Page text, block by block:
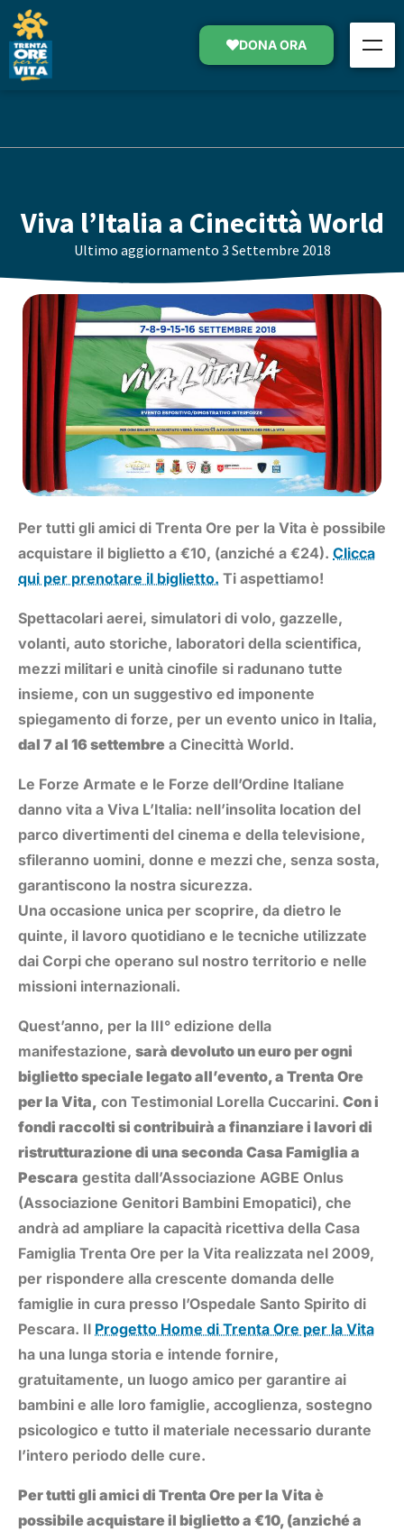
DONA ORA
Viva l’Italia a Cinecittà World
Ultimo aggiornamento 3 Settembre 2018
Per tutti gli amici di Trenta Ore per la Vita è possibile
acquistare il biglietto a €10, (anziché a €24). Clicca
qui per prenotare il biglietto. Ti aspettiamo!
Spettacolari aerei, simulatori di volo, gazzelle,
volanti, auto storiche, laboratori della scientifica,
mezzi militari e unità cinofile si radunano tutte
insieme, con un suggestivo ed imponente
spiegamento di forze, per un evento unico in Italia,
dal 7 al 16 settembre a Cinecittà World.
Le Forze Armate e le Forze dell’Ordine Italiane
danno vita a Viva L’Italia: nell’insolita location del
parco divertimenti del cinema e della televisione,
sfileranno uomini, donne e mezzi che, senza sosta,
garantiscono la nostra sicurezza.
Una occasione unica per scoprire, da dietro le
quinte, il lavoro quotidiano e le tecniche utilizzate
dai Corpi che operano sul nostro territorio e nelle
missioni internazionali.
Quest’anno, per la III° edizione della
manifestazione, sarà devoluto un euro per ogni
biglietto speciale legato all’evento, a Trenta Ore
per la Vita, con Testimonial Lorella Cuccarini. Con i
fondi raccolti si contribuirà a finanziare i lavori di
ristrutturazione di una seconda Casa Famiglia a
Pescara gestita dall’Associazione AGBE Onlus
(Associazione Genitori Bambini Emopatici), che
andrà ad ampliare la capacità ricettiva della Casa
Famiglia Trenta Ore per la Vita realizzata nel 2009,
per rispondere alla crescente domanda delle
famiglie in cura presso l’Ospedale Santo Spirito di
Pescara. Il Progetto Home di Trenta Ore per la Vita
ha una lunga storia e intende fornire,
gratuitamente, un luogo amico per garantire ai
bambini e alle loro famiglie, accoglienza, sostegno
psicologico e tutto il materiale necessario durante
l’intero periodo delle cure.
Per tutti gli amici di Trenta Ore per la Vita è
possibile acquistare il biglietto a €10, (anziché a